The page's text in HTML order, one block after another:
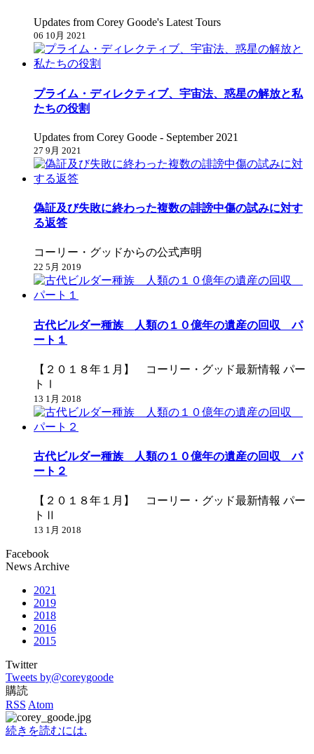
Updates from Corey Goode's Latest Tours
06 10月 2021
プライム・ディレクティブ、宇宙法、惑星の解放と私
たちの役割
Updates from Corey Goode - September 2021
27 9月 2021
偽証及び失敗に終わった複数の誹謗中傷の試みに対す
る返答
コーリー・グッドからの公式声明
22 5月 2019
古代ビルダー種族 人類の１０億年の遺産の回収 パ
ート１
【２０１８年１月】 コーリー・グッド最新情報 パー
トⅠ
13 1月 2018
古代ビルダー種族 人類の１０億年の遺産の回収 パ
ート２
【２０１８年１月】 コーリー・グッド最新情報 パー
トⅡ
13 1月 2018
Facebook
News Archive
2021
2019
2018
2016
2015
Twitter
Tweets by@coreygoode
購読
RSS Atom
続きを読むには.